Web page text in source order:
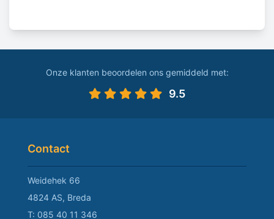
Onze klanten beoordelen ons gemiddeld met:
9.5
Contact
Weidehek 66
4824 AS, Breda
T: 085 40 11 346